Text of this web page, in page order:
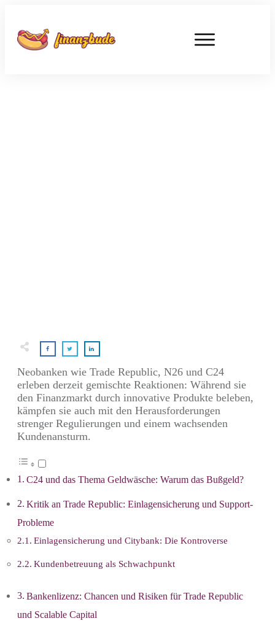
Neobanken wie Trade Republic, N26 und C24
erleben derzeit gemischte Reaktionen: Während sie
den Finanzmarkt durch innovative Produkte beleben,
kämpfen sie auch mit den Herausforderungen
strenger Regulierungen und einem wachsenden
Kundenansturm.
C24 und das Thema Geldwäsche: Warum das Bußgeld?
Kritik an Trade Republic: Einlagensicherung und Support-
Probleme
Einlagensicherung und Citybank: Die Kontroverse
Kundenbetreuung als Schwachpunkt
Bankenlizenz: Chancen und Risiken für Trade Republic
und Scalable Capital